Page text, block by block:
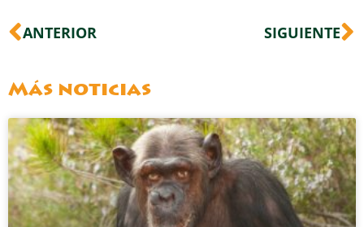
Ant
ANTERIOR SIGUIENTE
Más noticias